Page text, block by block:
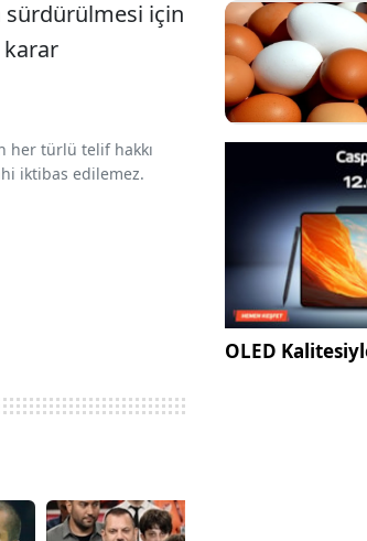
sürdürülmesi için
her türlü telif hakkı
iktibas edilemez.
OLED